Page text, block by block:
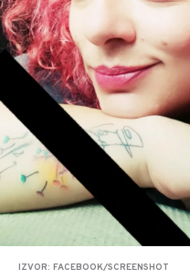
IZVOR: FACEBOOK/SCREENSHOT